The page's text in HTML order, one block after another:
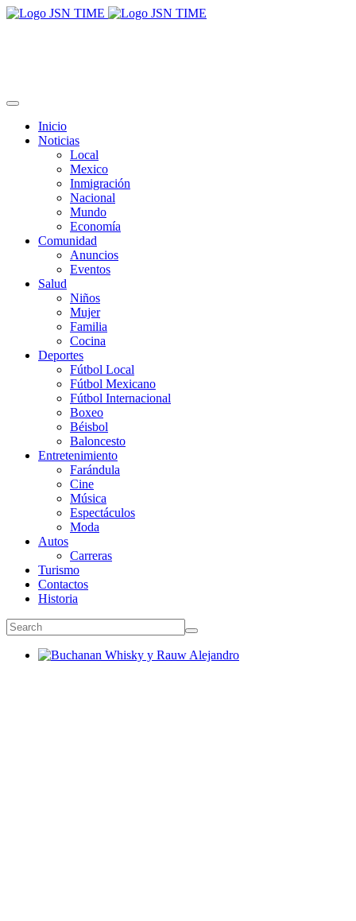
Inicio
Noticias
Local
Mexico
Inmigración
Nacional
Mundo
Economía
Comunidad
Anuncios
Eventos
Salud
Niños
Mujer
Familia
Cocina
Deportes
Fútbol Local
Fútbol Mexicano
Fútbol Internacional
Boxeo
Béisbol
Baloncesto
Entretenimiento
Farándula
Cine
Música
Espectáculos
Moda
Autos
Carreras
Turismo
Contactos
Historia